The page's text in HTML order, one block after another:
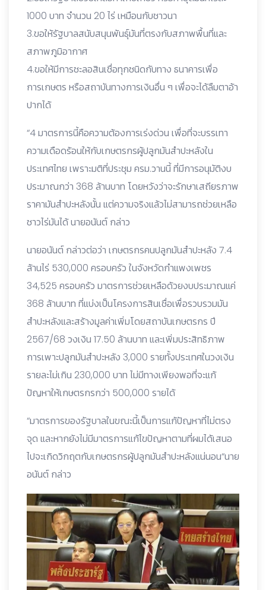
1000 บาท จำนวน 20 ไร่ เหมือนกับชาวนา
3.ขอให้รัฐบาลสนับสนุนพันธุ์มันที่ตรงกับสภาพพื้นที่และ
สภาพภูมิอากาศ
4.ขอให้มีการชะลอสินเชื่อทุกชนิดกับทาง ธนาคารเพื่อ
การเกษตร หรือสถาบันทางการเงินอื่น ๆ เพื่อจะได้ลืมตาอ้า
ปากได้
“4 มาตรการนี้คือความต้องการเร่งด่วน เพื่อที่จะบรรเทา
ความเดือดร้อนให้กับเกษตรกรผู้ปลูกมันสำปะหลังใน
ประเทศไทย เพราะมติที่ประชุม ครม.วานนี้ ที่มีการอนุมัติงบ
ประมาณกว่า 368 ล้านบาท โดยหวังว่าจะรักษาเสถียรภาพ
ราคามันสำปะหลังนั้น แต่ความจริงแล้วไม่สามารถช่วยเหลือ
ชาวไร่มันได้ นายอนันต์ กล่าว
นายอนันต์ กล่าวต่อว่า เกษตรกรคนปลูกมันสำปะหลัง 7.4
ล้านไร่ 530,000 ครอบครัว ในจังหวัดกำแพงเพชร
34,525 ครอบครัว มาตรการช่วยเหลือด้วยงบประมาณแค่
368 ล้านบาท ที่แบ่งเป็นโครงการสินเชื่อเพื่อรวบรวมมัน
สำปะหลังและสร้างมูลค่าเพิ่มโดยสถาบันเกษตรกร ปี
2567/68 วงเงิน 17.50 ล้านบาท และเพิ่มประสิทธิภาพ
การเพาะปลูกมันสำปะหลัง 3,000 รายทั้งประเทศในวงเงิน
รายละไม่เกิน 230,000 บาท ไม่มีทางเพียงพอที่จะแก้
ปัญหาให้เกษตรกรกว่า 500,000 รายได้
“มาตรการของรัฐบาลในขณะนี้เป็นการแก้ปัญหาที่ไม่ตรง
จุด และหากยังไม่มีมาตรการแก้ไขปัญหาตามที่ผมได้เสนอ
ไปจะเกิดวิกฤตกับเกษตรกรผู้ปลูกมันสำปะหลังแน่นอน“นาย
อนันต์ กล่าว